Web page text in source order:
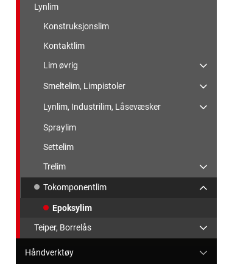
Lynlim
Konstruksjonslim
Kontaktlim
Lim øvrig
Smeltelim, Limpistoler
Lynlim, Industrilim, Låsevæsker
Spraylim
Settelim
Trelim
Tokomponentlim
Epoksylim
Teiper, Borrelås
Håndverktøy